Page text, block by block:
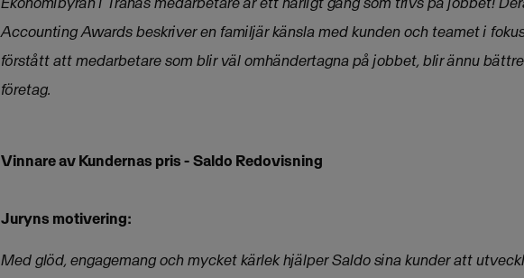
Accounting Awards beskriver en familjär känsla med kunden och teamet i
förstått att medarbetare som blir väl omhändertagna på jobbet, blir ännu
företag.
Vinnare av Kundernas pris -Saldo Redovisning
Juryns motivering:
Med glöd, engagemang och mycket kärlek hjälper Saldo sina kunder att